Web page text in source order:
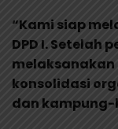
“Kami siap
DPD I. Setelah
melaksanakan
konsolidasi
dan